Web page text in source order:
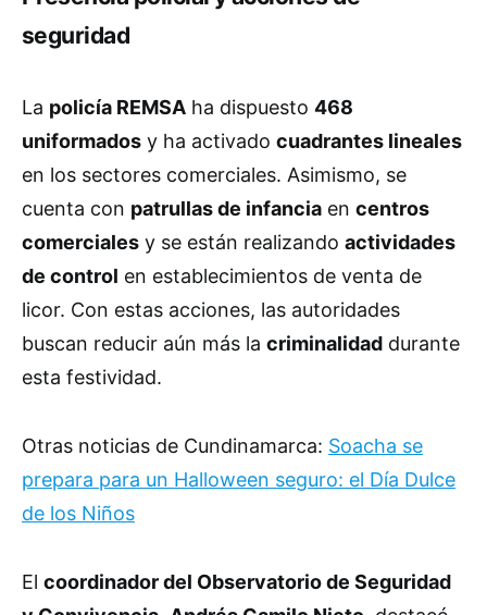
seguridad
La policía REMSA ha dispuesto 468
uniformados y ha activado cuadrantes lineales
en los sectores comerciales. Asimismo, se
cuenta con patrullas de infancia en centros
comerciales y se están realizando actividades
de control en establecimientos de venta de
licor. Con estas acciones, las autoridades
buscan reducir aún más la criminalidad durante
esta festividad.
Otras noticias de Cundinamarca: Soacha se
prepara para un Halloween seguro: el Día Dulce
de los Niños
El coordinador del Observatorio de Seguridad